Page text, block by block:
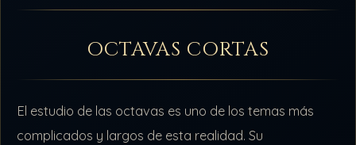
OCTAVAS CORTAS
El estudio de las octavas es uno de los temas más
complicados y largos de esta realidad. Su